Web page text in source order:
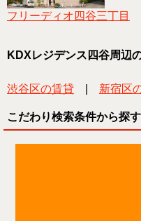
フリーディオ四谷三丁目
KDXレジデンス四谷周辺
渋谷区の賃貸 新宿区
こだわり検索条件から探す